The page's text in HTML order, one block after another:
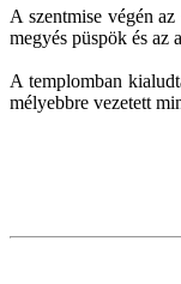
A szentmise végén
megyés püspök és az
A templomban
mélyebbre vezetett